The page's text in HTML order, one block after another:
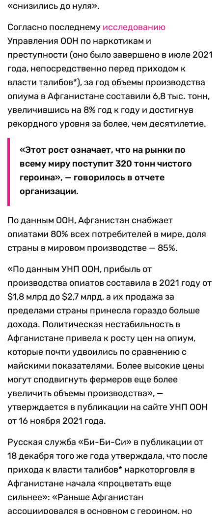
«снизились до нуля».
Согласно последнему исследованию
Управления ООН по наркотикам и
преступности (оно было завершено в июле 2021
года, непосредственно перед приходом к
власти талибов*), за год объемы производства
опиума в Афганистане составили 6,8 тыс. тонн,
увеличившись на 8% год к году и достигнув
рекордного уровня за более, чем десятилетие.
«Этот рост означает, что на рынки по
всему миру поступит 320 тонн чистого
героина», — говорилось в отчете
организации.
По данным ООН, Афганистан снабжает
опиатами 80% всех потребителей в мире, доля
страны в мировом производстве — 85%.
«По данным УНП ООН, прибыль от
производства опиатов составила в 2021 году от
$1,8 млрд до $2,7 млрд, а их продажа за
пределами страны принесла гораздо больше
дохода. Политическая нестабильность в
Афганистане привела к росту цен на опиум,
которые почти удвоились по сравнению с
майскими показателями. Более высокие цены
могут сподвигнуть фермеров еще более
увеличить объемы производства», —
утверждается в публикации на сайте УНП ООН
от 16 ноября 2021 года.
Русская служба «Би-Би-Си» в публикации от
18 декабря того же года утверждала, что после
прихода к власти талибов* наркоторговля в
Афганистане начала «процветать еще
сильнее»: «Раньше Афганистан
ассоциировался в основном с героином, но